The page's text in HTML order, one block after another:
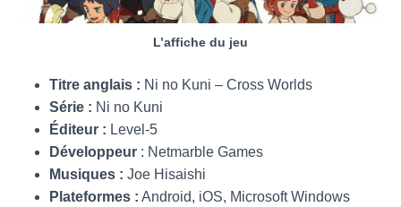
L’affiche du jeu
Titre anglais : Ni no Kuni – Cross Worlds
Série : Ni no Kuni
Éditeur : Level-5
Développeur : Netmarble Games
Musiques : Joe Hisaishi
Plateformes : Android, iOS, Microsoft Windows